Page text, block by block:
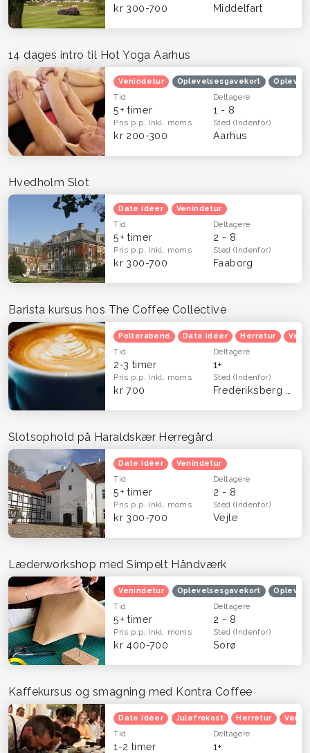
kr 300-700 Middelfart
14 dages intro til Hot Yoga Aarhus
Venindetur Oplevelsesgavekort
Tid
5+ timer
Deltagere
1 - 8
Pris p.p. Inkl. moms
kr 200-300
Sted(Indenfor)
Aarhus
Hvedholm Slot
Date idéer Venindetur
Tid
5+ timer
Deltagere
2 - 8
Pris p.p. Inkl. moms
kr 300-700
Sted(Indenfor)
Faaborg
Barista kursus hos The Coffee Collective
Polterabend Date idéer Herretur
Tid
2-3 timer
Deltagere
1+
Pris p.p. Inkl. moms
kr 700
Sted(Indenfor)
Slotsophold på Haraldskær Herregård
Date idéer Venindetur
Tid
5+ timer
Deltagere
2 - 8
Pris p.p. Inkl. moms
kr 300-700
Sted(Indenfor)
Vejle
Læderworkshop med Simpelt Håndværk
Venindetur Oplevelsesgavekort
Tid
5+ timer
Deltagere
2 - 8
Pris p.p. Inkl. moms
kr 400-700
Sted(Indenfor)
Sorø
Kaffekursus og smagning med Kontra Coffee
Date idéer Julefrokost Herretur
Tid
1-2 timer
Deltagere
1+